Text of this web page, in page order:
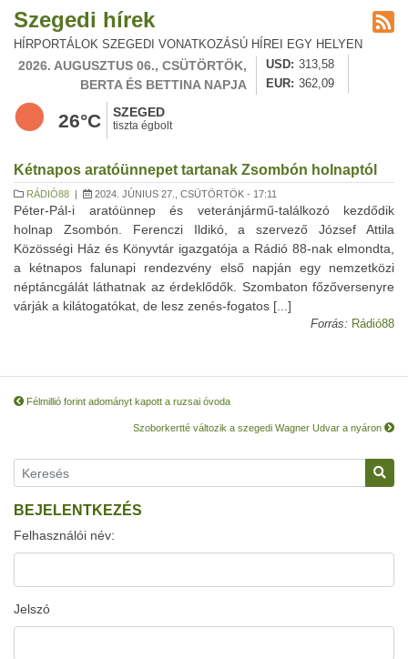
Szegedi hírek
HÍRPORTÁLOK SZEGEDI VONATKOZÁSÚ HÍREI EGY HELYEN
2026. AUGUSZTUS 06., CSÜTÖRTÖK,
BERTA ÉS BETTINA NAPJA
USD
313,58
EUR
362,09
26°C SZEGED
tiszta égbolt
Kétnapos aratóünnepet tartanak Zsombón holnaptól
RÁDIÓ88 | 2024. JÚNIUS 27., CSÜTÖRTÖK - 17:11
Péter-Pál-i aratóünnep és veteránjármű-találkozó kezdődik
holnap Zsombón. Ferenczi Ildikó, a szervező József Attila
Közösségi Ház és Könyvtár igazgatója a Rádió 88-nak elmondta,
a kétnapos falunapi rendezvény első napján egy nemzetközi
néptáncgálát láthatnak az érdeklődők. Szombaton főzőversenyre
várják a kilátogatókat, de lesz zenés-fogatos [...]
Forrás: Rádió88
Félmillió forint adományt kapott a ruzsai óvoda
Szoborkertté változik a szegedi Wagner Udvar a nyáron
BEJELENTKEZÉS
Felhasználói név:
Jelszó